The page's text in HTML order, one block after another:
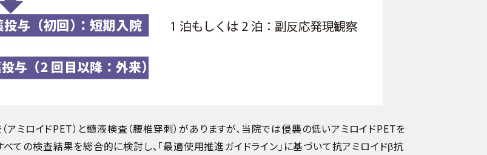
ミロイドPET）と髄液検査（腰椎穿刺）がありますが、当院では侵襲の低いアミロイドPETを
ての検査結果を総合的に検討し、「最適使用推進ガイドライン」に基づいて抗アミロイドβ抗